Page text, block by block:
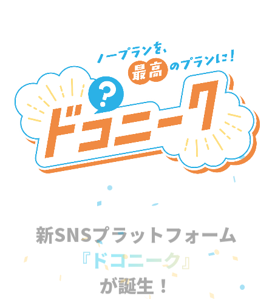
新SNSプラットフォーム
『ドコニーク』
が誕生！